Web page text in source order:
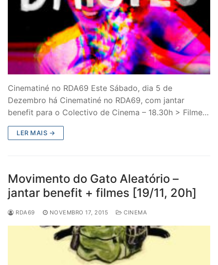
Cinematiné no RDA69 Este Sábado, dia 5 de
Dezembro há Cinematiné no RDA69, com jantar
benefit para o Colectivo de Cinema – 18.30h > Filme…
LER MAIS →
Movimento do Gato Aleatório –
jantar benefit + filmes [19/11, 20h]
RDA69 NOVEMBRO 17, 2015 CINEMA